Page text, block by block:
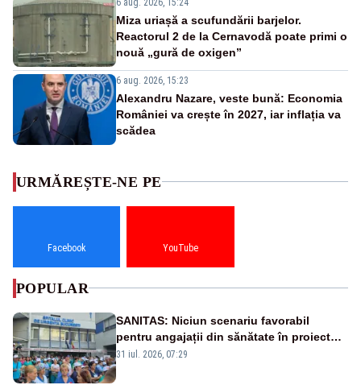
Miza uriașă a scufundării barjelor.
Reactorul 2 de la Cernavodă poate primi o
nouă „gură de oxigen”
6 aug. 2026, 15:23
Alexandru Nazare, veste bună: Economia
României va crește în 2027, iar inflația va
scădea
URMĂREȘTE-NE PE
Facebook YouTube
POPULAR
SANITAS: Niciun scenariu favorabil
pentru angajații din sănătate în proiectul
Legii salarizării
31 iul. 2026, 07:29